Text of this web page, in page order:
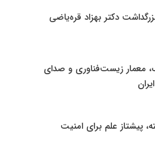
دکتر بهزاد قره‌یاضی
معمار زیست‌فناوری و صدای
پیشتاز علم برای امنیت